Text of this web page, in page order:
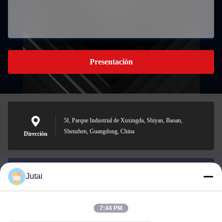
Presentación
Dirección
5f, Parque Industrial de Xuxingda, Shiyan, Baoan,
Shenzhen, Guangdong, China
El correo
Jutai
7:44 PM